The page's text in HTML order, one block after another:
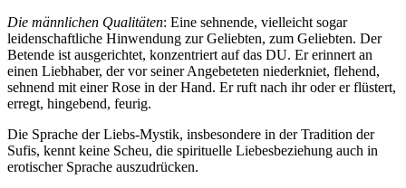
Die männlichen Qualitäten: Eine sehnende, vielleicht sogar
leidenschaftliche Hinwendung zur Geliebten, zum Geliebten. Der
Betende ist ausgerichtet, konzentriert auf das DU. Er erinnert an
einen Liebhaber, der vor seiner Angebeteten niederkniet, flehend,
sehnend mit einer Rose in der Hand. Er ruft nach ihr oder er flüstert,
erregt, hingebend, feurig.
Die Sprache der Liebs-Mystik, insbesondere in der Tradition der
Sufis, kennt keine Scheu, die spirituelle Liebesbeziehung auch in
erotischer Sprache auszudrücken.